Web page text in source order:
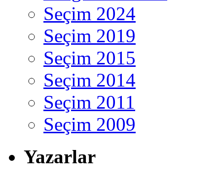
Seçim 2024
Seçim 2019
Seçim 2015
Seçim 2014
Seçim 2011
Seçim 2009
Yazarlar